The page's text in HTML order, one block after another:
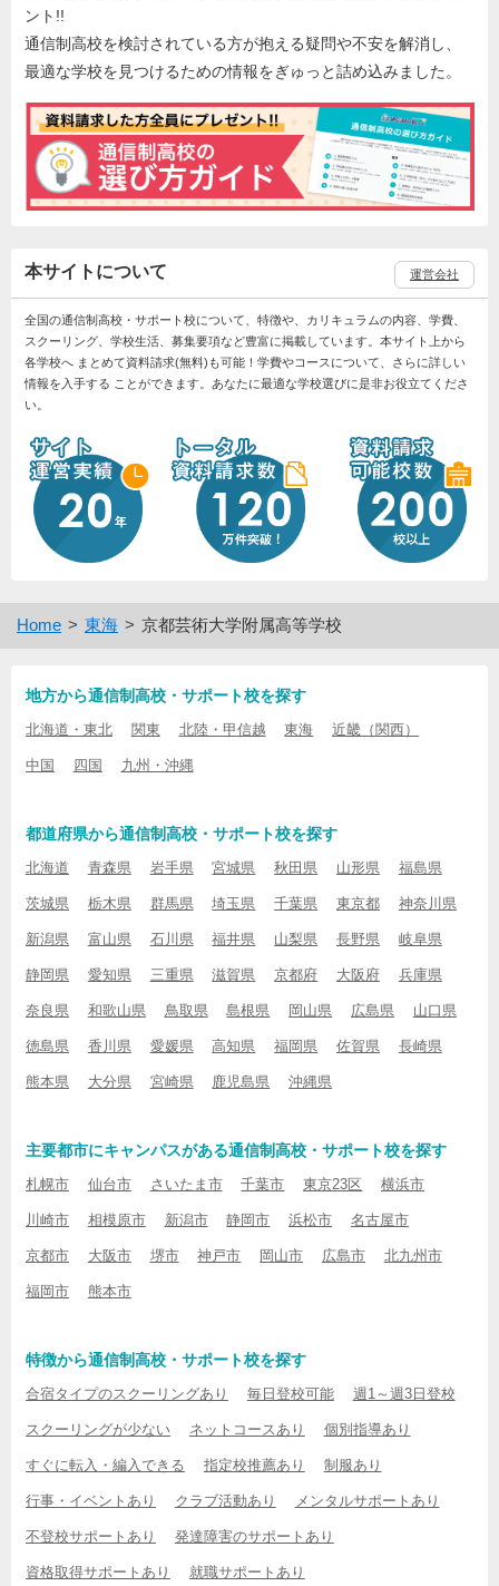
ント!!
通信制高校を検討されている方が抱える疑問や不安を解消し、
最適な学校を見つけるための情報をぎゅっと詰め込みました。
本サイトについて 運営会社
全国の通信制高校・サポート校について、特徴や、カリキュラムの内容、学費、
スクーリング、学校生活、募集要項など豊富に掲載しています。本サイト上から
各学校へ まとめて資料請求(無料)も可能！学費やコースについて、さらに詳しい
情報を入手する ことができます。あなたに最適な学校選びに是非お役立てくださ
い。
Home 東海 京都芸術大学附属高等学校
地方から通信制高校・サポート校を探す
北海道・東北 関東 北陸・甲信越 東海 近畿（関西）
中国 四国 九州・沖縄
都道府県から通信制高校・サポート校を探す
北海道 青森県 岩手県 宮城県 秋田県 山形県 福島県
茨城県 栃木県 群馬県 埼玉県 千葉県 東京都 神奈川県
新潟県 富山県 石川県 福井県 山梨県 長野県 岐阜県
静岡県 愛知県 三重県 滋賀県 京都府 大阪府 兵庫県
奈良県 和歌山県 鳥取県 島根県 岡山県 広島県 山口県
徳島県 香川県 愛媛県 高知県 福岡県 佐賀県 長崎県
熊本県 大分県 宮崎県 鹿児島県 沖縄県
主要都市にキャンパスがある通信制高校・サポート校を探す
札幌市 仙台市 さいたま市 千葉市 東京23区 横浜市
川崎市 相模原市 新潟市 静岡市 浜松市 名古屋市
京都市 大阪市 堺市 神戸市 岡山市 広島市 北九州市
福岡市 熊本市
特徴から通信制高校・サポート校を探す
合宿タイプのスクーリングあり 毎日登校可能 週1～週3日登校
スクーリングが少ない ネットコースあり 個別指導あり
すぐに転入・編入できる 指定校推薦あり 制服あり
行事・イベントあり クラブ活動あり メンタルサポートあり
不登校サポートあり 発達障害のサポートあり
資格取得サポートあり 就職サポートあり